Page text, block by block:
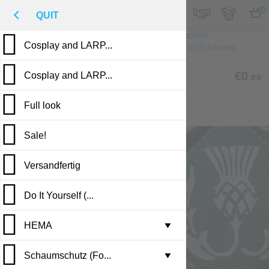
M
BESCHREIBUNG BEWERTUNGEN
QUIT
Cosplay and LARP...
Cosplay and LARP...
Full look
Sale!
Versandfertig
Leather armor i...
Brigandine armo...
Do It Yourself (...
HEMA ▼
Gambesons
Schaumschutz (Fo... ▼
GP-02
HANDSTEMPEL-PORTFOLIO